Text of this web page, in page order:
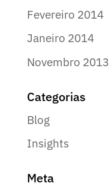
Fevereiro 2014
Janeiro 2014
Novembro 2013
Categorias
Blog
Insights
Meta